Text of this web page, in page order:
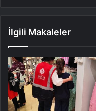
İlgili Makaleler